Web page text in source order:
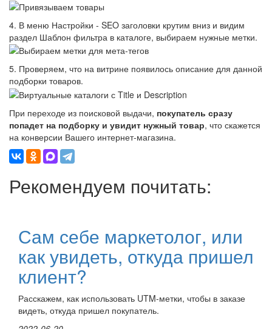
4. В меню Настройки - SEO заголовки крутим вниз и видим
раздел Шаблон фильтра в каталоге, выбираем нужные метки.
5. Проверяем, что на витрине появилось описание для данной
подборки товаров.
При переходе из поисковой выдачи, покупатель сразу
попадет на подборку и увидит нужный товар, что скажется
на конверсии Вашего интернет-магазина.
Рекомендуем почитать:
Сам себе маркетолог, или
как увидеть, откуда пришел
клиент?
Расскажем, как использовать UTM-метки, чтобы в заказе
видеть, откуда пришел покупатель.